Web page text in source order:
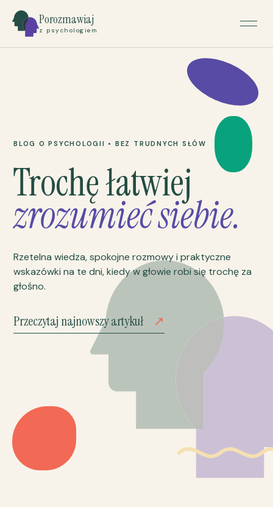
Porozmawiaj
z psychologiem
BLOG O PSYCHOLOGII • BEZ TRUDNYCH SŁÓW
Trochę łatwiej
zrozumieć siebie.
Rzetelna wiedza, spokojne rozmowy i praktyczne
wskazówki na te dni, kiedy w głowie robi się trochę za
głośno.
Przeczytaj najnowszy artykuł ↗